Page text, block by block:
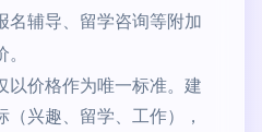
名辅导、留学咨询等附加
以价格作为唯一标准。建
兴趣、留学、工作），